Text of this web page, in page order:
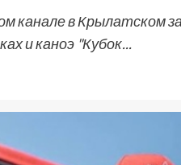
канале в Крылатском
и каноэ "Кубок...